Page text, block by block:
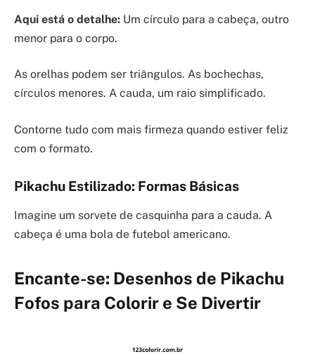
Aqui está o detalhe: Um círculo para a cabeça, outro
menor para o corpo.
As orelhas podem ser triângulos. As bochechas,
círculos menores. A cauda, um raio simplificado.
Contorne tudo com mais firmeza quando estiver feliz
com o formato.
Pikachu Estilizado: Formas Básicas
Imagine um sorvete de casquinha para a cauda. A
cabeça é uma bola de futebol americano.
Encante-se: Desenhos de Pikachu
Fofos para Colorir e Se Divertir